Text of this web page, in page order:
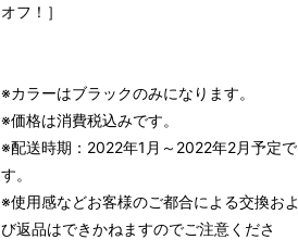
オフ！］
※カラーはブラックのみになります。
※価格は消費税込みです。
※配送時期：2022年1月～2022年2月予定で
す。
※使用感などお客様のご都合による交換およ
び返品はできかねますのでご注意くださ